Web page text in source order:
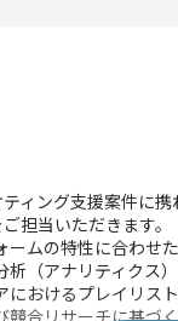
ティング支援案件に
担当いただきます。
ムの特性に合わせ
（アナリティクス
おけるプレイリス